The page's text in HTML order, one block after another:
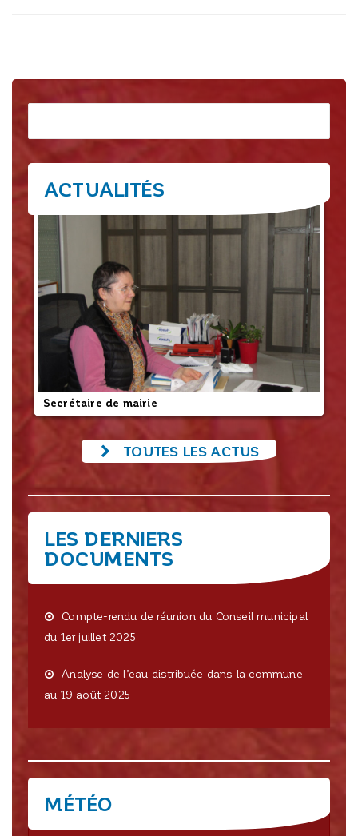
ACTUALITÉS
Secrétaire de mairie
TOUTES LES ACTUS
LES DERNIERS
DOCUMENTS
Compte-rendu de réunion du Conseil municipal
du 1er juillet 2025
Analyse de l’eau distribuée dans la commune
au 19 août 2025
MÉTÉO